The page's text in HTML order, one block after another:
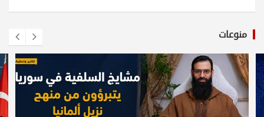
منوعات